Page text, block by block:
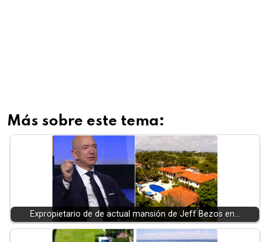
Más sobre este tema:
Expropietario de de actual mansión de Jeff Bezos en…